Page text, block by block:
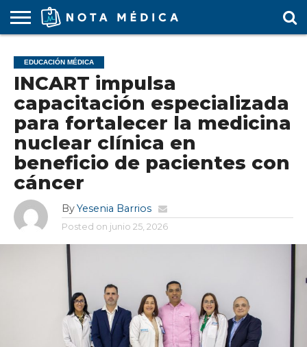
MÉDICA
ARS
ARTÍCULO
ACTUALIDAD
COLEGIO
MÉDICO
COVID-
19
EDUCACIÓN
MÉDICA
ESTUDIANTES
FARMACÉUTICAS
GUBERNAMENTAL
HOSPITALES
Y CLÍNICAS
MARKETING
MÉDICO
RESIDENTES
SALUD
LABORAL
SOCIEDADES
MÉDICAS
TURISMO
MÉDICO
VÍDEOS
EDUCACIÓN MÉDICA
INCART impulsa
capacitación especializada
para fortalecer la medicina
nuclear clínica en
beneficio de pacientes con
cáncer
ByYesenia Barrios
Posted on junio 25, 2026